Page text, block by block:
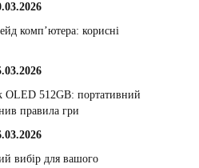
комп’ютера: корисні
OLED 512GB: портативний
правила гри
вибір для вашого